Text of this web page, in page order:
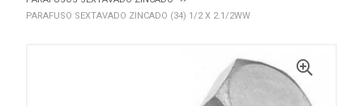
PARAFUSO SEXTAVADO ZINCADO (34) 1/2 X 2.1/2WW